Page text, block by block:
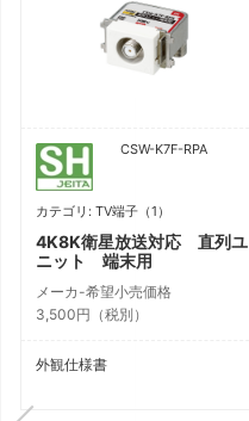
CSW-K7F-RPA
カテゴリ: TV端子（1）
4K8K衛星放送対応 直列ユ
ニット 端末用
メーカ-希望小売価格
3,500円（税別）
外観仕様書